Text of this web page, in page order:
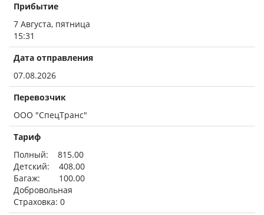
Прибытие
7 Августа, пятница
15:31
Дата отправления
07.08.2026
Перевозчик
ООО "СпецТранс"
Тариф
Полный: 815.00
Детский: 408.00
Багаж: 100.00
Добровольная
Страховка: 0